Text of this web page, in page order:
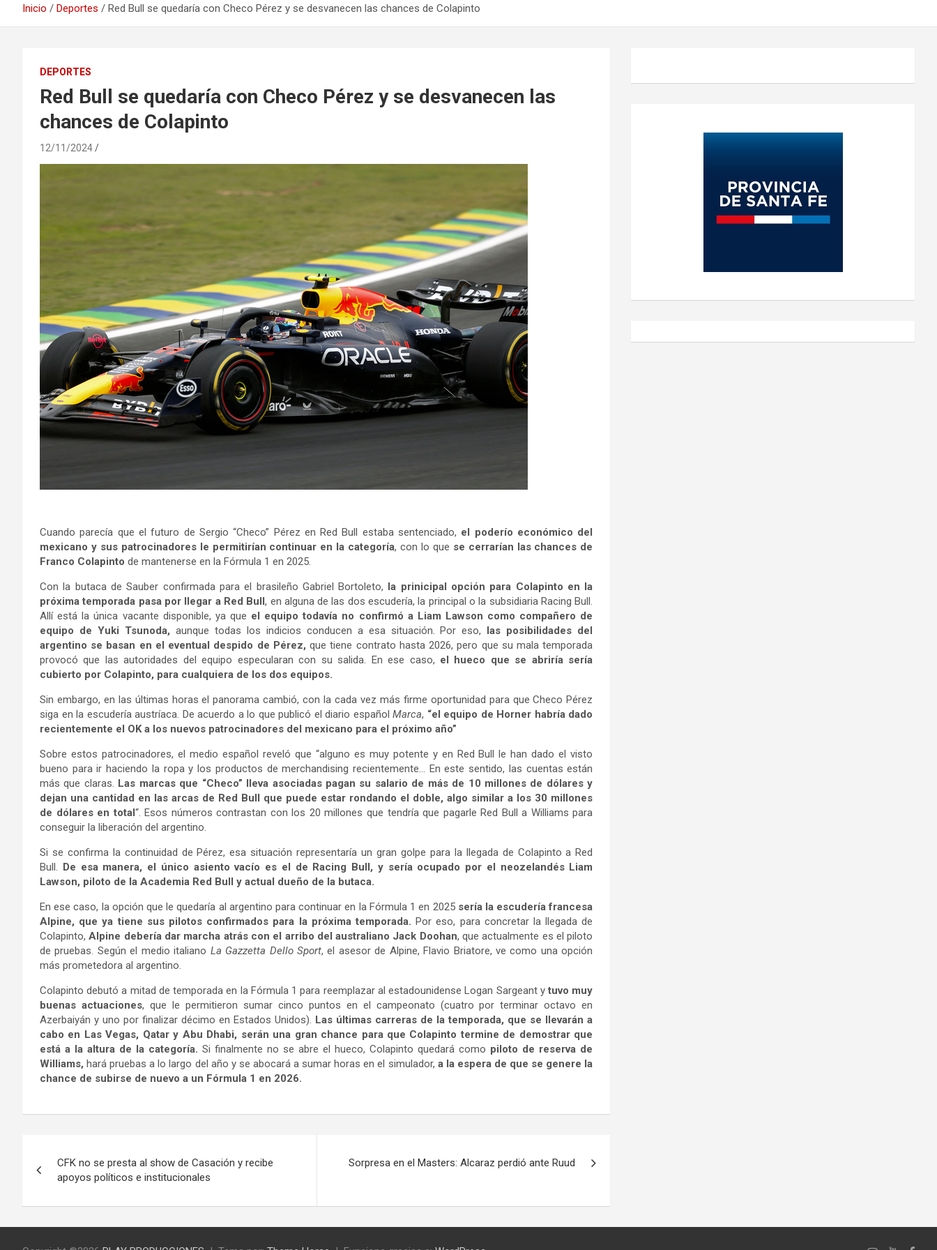
Inicio Deportes Red Bull se quedaría con Checo Pérez y se desvanecen las chances de Colapinto
DEPORTES
Red Bull se quedaría con Checo Pérez y se desvanecen las
chances de Colapinto
12/11/2024
Cuando parecía que el futuro de Sergio “Checo” Pérez en Red Bull estaba sentenciado, el poderío económico del
mexicano y sus patrocinadores le permitirían continuar en la categoría, con lo que se cerrarían las chances de
Franco Colapinto de mantenerse en la Fórmula 1 en 2025.
Con la butaca de Sauber confirmada para el brasileño Gabriel Bortoleto, la prinicipal opción para Colapinto en la
próxima temporada pasa por llegar a Red Bull, en alguna de las dos escudería, la principal o la subsidiaria Racing Bull.
Allí está la única vacante disponible, ya que el equipo todavía no confirmó a Liam Lawson como compañero de
equipo de Yuki Tsunoda, aunque todas los indicios conducen a esa situación. Por eso, las posibilidades del
argentino se basan en el eventual despido de Pérez, que tiene contrato hasta 2026, pero que su mala temporada
provocó que las autoridades del equipo especularan con su salida. En ese caso, el hueco que se abriría sería
cubierto por Colapinto, para cualquiera de los dos equipos.
Sin embargo, en las últimas horas el panorama cambió, con la cada vez más firme oportunidad para que Checo Pérez
siga en la escudería austríaca. De acuerdo a lo que publicó el diario españolMarca, “el equipo de Horner habría dado
recientemente el OK a los nuevos patrocinadores del mexicano para el próximo año”
Sobre estos patrocinadores, el medio español reveló que “alguno es muy potente y en Red Bull le han dado el visto
bueno para ir haciendo la ropa y los productos de merchandising recientemente… En este sentido, las cuentas están
más que claras. Las marcas que “Checo” lleva asociadas pagan su salario de más de 10 millones de dólares y
dejan una cantidad en las arcas de Red Bull que puede estar rondando el doble, algo similar a los 30 millones
de dólares en total“. Esos números contrastan con los 20 millones que tendría que pagarle Red Bull a Williams para
conseguir la liberación del argentino.
Si se confirma la continuidad de Pérez, esa situación representaría un gran golpe para la llegada de Colapinto a Red
Bull. De esa manera, el único asiento vacío es el de Racing Bull, y sería ocupado por el neozelandés Liam
Lawson, piloto de la Academia Red Bull y actual dueño de la butaca.
En ese caso, la opción que le quedaría al argentino para continuar en la Fórmula 1 en 2025sería la escudería francesa
Alpine, que ya tiene sus pilotos confirmados para la próxima temporada. Por eso, para concretar la llegada de
Colapinto,Alpine debería dar marcha atrás con el arribo del australiano Jack Doohan, que actualmente es el piloto
de pruebas. Según el medio italiano La Gazzetta Dello Sport, el asesor de Alpine, Flavio Briatore, ve como una opción
más prometedora al argentino.
Colapinto debutó a mitad de temporada en la Fórmula 1 para reemplazar al estadounidense Logan Sargeant ytuvo muy
buenas actuaciones, que le permitieron sumar cinco puntos en el campeonato (cuatro por terminar octavo en
Azerbaiyán y uno por finalizar décimo en Estados Unidos). Las últimas carreras de la temporada, que se llevarán a
cabo en Las Vegas, Qatar y Abu Dhabi, serán una gran chance para que Colapinto termine de demostrar que
está a la altura de la categoría. Si finalmente no se abre el hueco, Colapinto quedará como piloto de reserva de
Williams, hará pruebas a lo largo del año y se abocará a sumar horas en el simulador, a la espera de que se genere la
chance de subirse de nuevo a un Fórmula 1 en 2026.
de
entradas
CFK no se presta al show de Casación y recibe
apoyos políticos e institucionales
Sorpresa en el Masters: Alcaraz perdió ante Ruud